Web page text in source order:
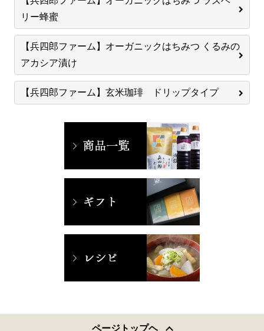
リー蜂蜜
【兵四郎ファーム】オーガニックはちみつ くるみの
アカシア漬け
【兵四郎ファーム】玄米珈琲 ドリップタイプ
ページトップヘ